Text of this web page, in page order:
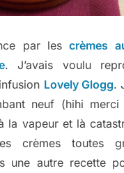
par les crèmes
. J’avais voulu
Lovely Glogg.
neuf (hihi
la vapeur et là
crèmes toutes
une autre recette